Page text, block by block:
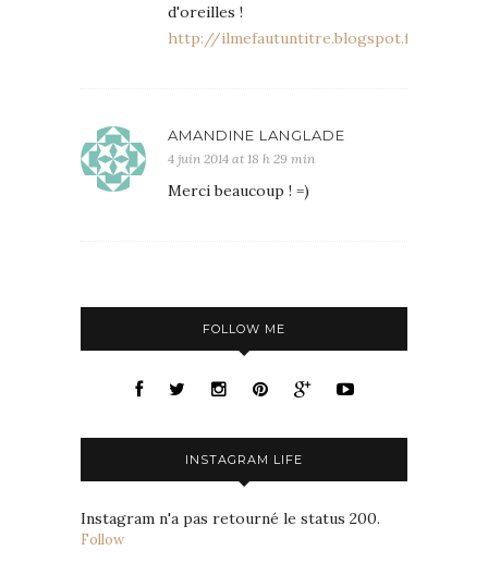
d'oreilles !
http://ilmefautuntitre.blogspot.fr/
AMANDINE LANGLADE
4 juin 2014 at 18 h 29 min
Merci beaucoup ! =)
FOLLOW ME
INSTAGRAM LIFE
Instagram n'a pas retourné le status 200.
Follow